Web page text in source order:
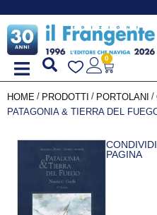
0
HOME / PRODOTTI / PORTOLANI /
PATAGONIA & TIERRA DEL
PAGINA